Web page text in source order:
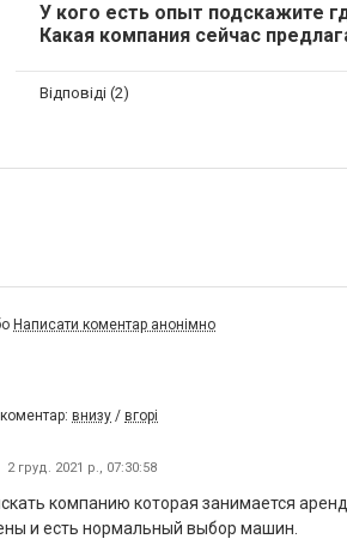
У кого есть опыт подскажите
Какая компания сейчас
Відповіді (2)
Написати коментар анонімно
внизу / вгорі
2 груд. 2021 р., 07:30:58
компанию которая занимается
и есть нормальный выбор машин.